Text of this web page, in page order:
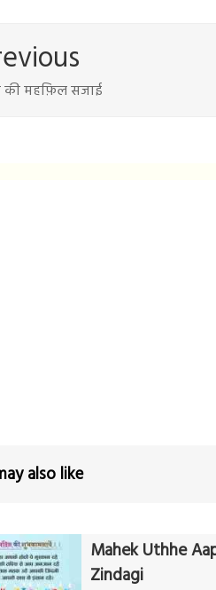
की महफ़िल सजाई
also like
Mahek Uthhe
Zindagi